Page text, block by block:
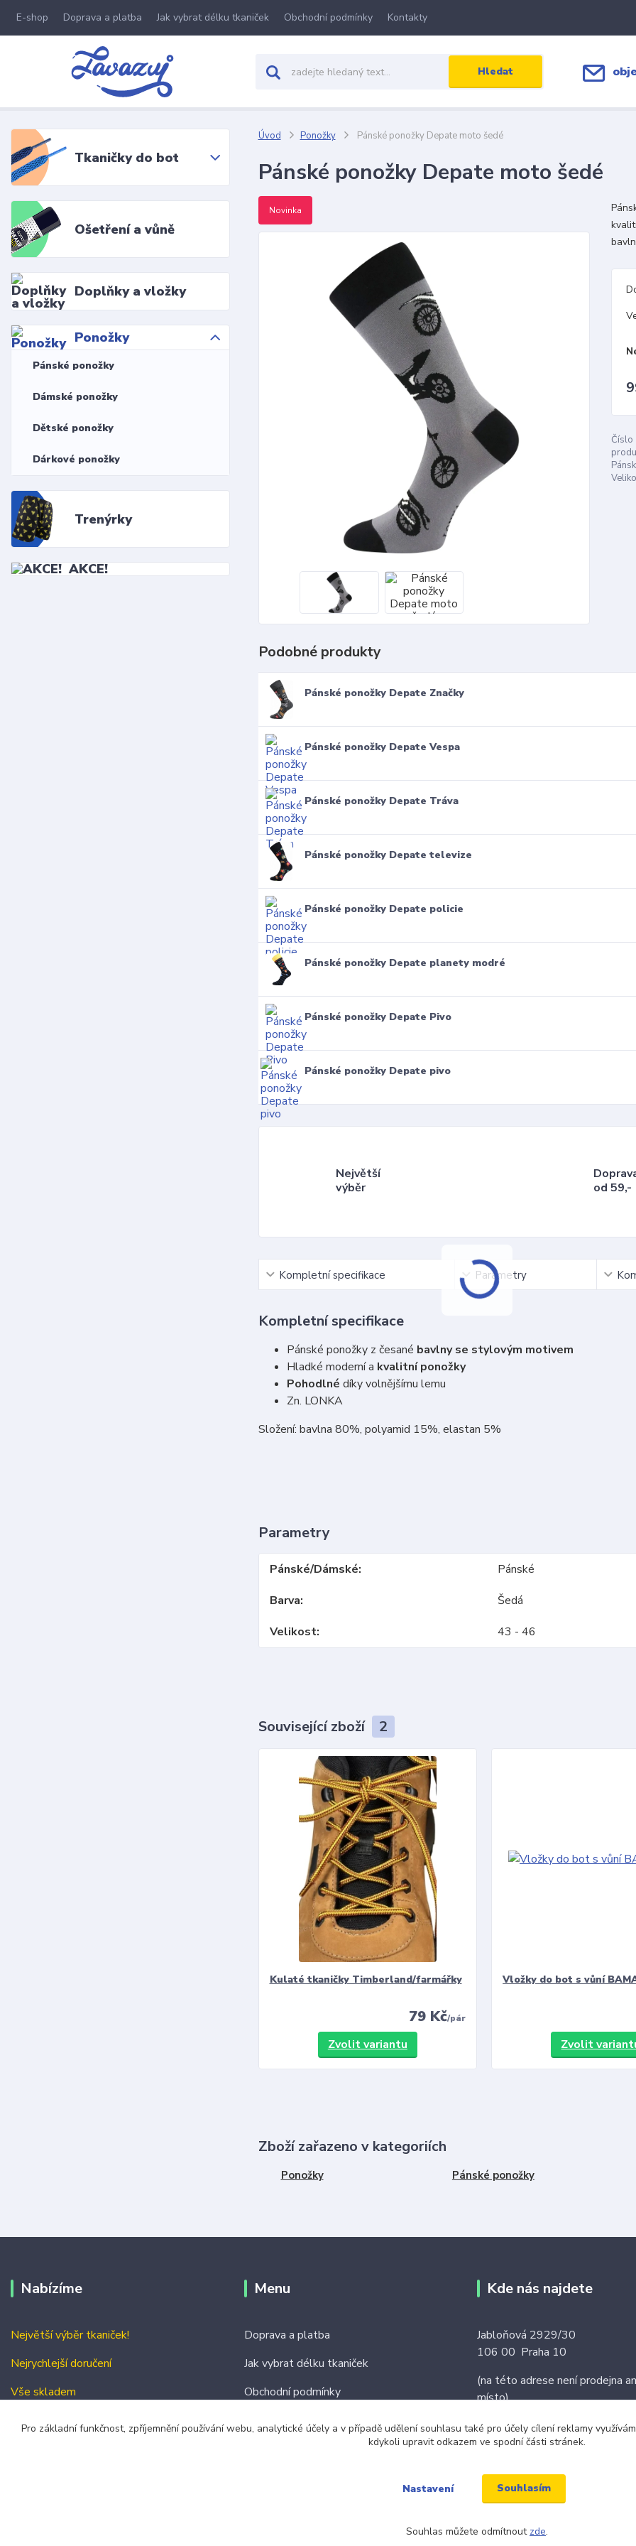
E-shop Doprava a platba Jak vybrat délku tkaniček Obchodní podmínky Kontakty
Hledat
Tkaničky do bot
Ošetření a vůně
Doplňky a vložky
Ponožky
Pánské ponožky
Dámské ponožky
Dětské ponožky
Dárkové ponožky
Trenýrky
AKCE!
Úvod Ponožky Pánské ponožky Depate moto šedé
Pánské ponožky Depate moto šedé
Novinka
Číslo
Podobné produkty
Pánské ponožky Depate Značky
Pánské ponožky Depate Vespa
Pánské ponožky Depate Tráva
Pánské ponožky Depate televize
Pánské ponožky Depate policie
Pánské ponožky Depate planety modré
Pánské ponožky Depate Pivo
Pánské ponožky Depate pivo
Největší
výběr
od 59,-
Kompletní specifikace Parametry
Kompletní specifikace
Pánské ponožky z česané bavlny se stylovým motivem
Hladké moderní a kvalitní ponožky
Pohodlné díky volnějšímu lemu
Zn. LONKA
Složení: bavlna 80%, polyamid 15%, elastan 5%
Parametry
Pánské/Dámské
Pánské
Barva
Šedá
Velikost
43 - 46
Související zboží 2
Kulaté tkaničky Timberland/farmářky
79 Kč/pár
Zvolit variantu
Vložky do bot s vůní
Zvolit
Zboží zařazeno v kategoriích
Ponožky Pánské ponožky
Nabízíme
Největší výběr tkaniček!
Nejrychlejší doručení
Vše skladem
Menu
Doprava a platba
Jak vybrat délku tkaniček
Obchodní podmínky
Kde nás najdete
Jabloňová 2929/30
106 00 Praha 10
(na této adrese není prodejna
místo)
Pro základní funkčnost, zpříjemnění používání webu, analytické účely a v případě udělení souhlasu také pro účely cílení reklamy
kdykoli upravit odkazem ve spodní části stránek.
Nastavení Souhlasím
Souhlas můžete odmítnout zde.